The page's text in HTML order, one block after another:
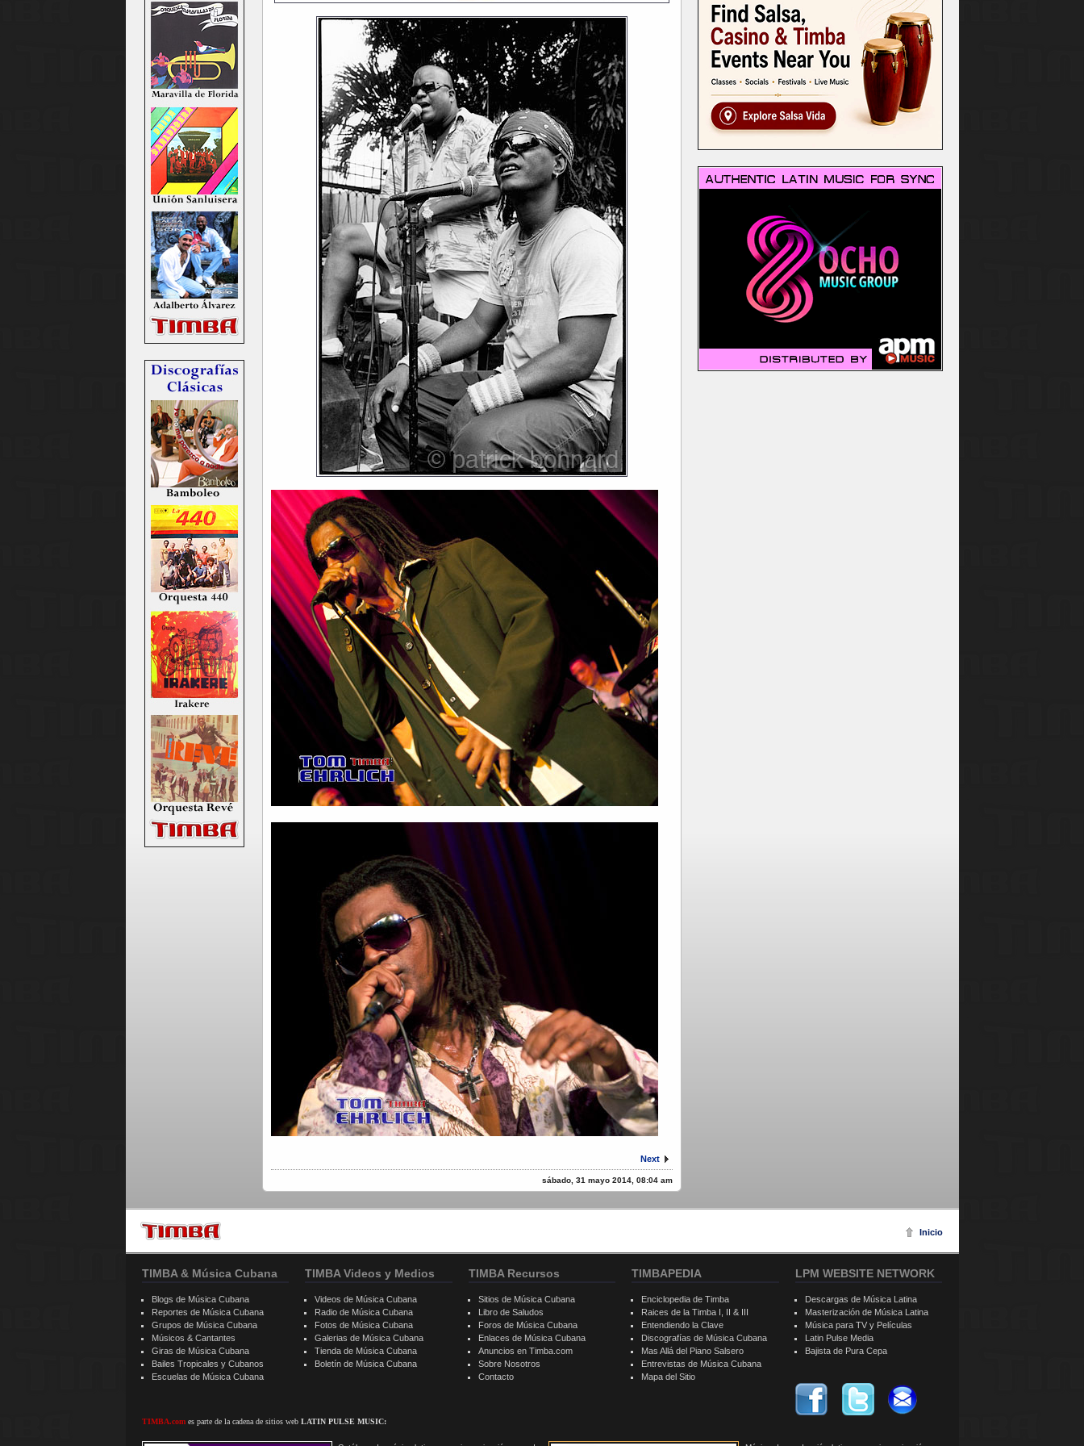
Next
sábado, 31 mayo 2014, 08:04 am
Inicio
TIMBA & Música Cubana
Blogs de Música Cubana
Reportes de Música Cubana
Grupos de Música Cubana
Músicos & Cantantes
Giras de Música Cubana
Bailes Tropicales y Cubanos
Escuelas de Música Cubana
TIMBA.comes parte de la cadena de sitios web LATIN PULSE MUSIC:
TIMBA Videos y Medios
Videos de Música Cubana
Radio de Música Cubana
Fotos de Música Cubana
Galerias de Música Cubana
Tienda de Música Cubana
Boletín de Música Cubana
TIMBA Recursos
Sitios de Música Cubana
Libro de Saludos
Foros de Música Cubana
Enlaces de Música Cubana
Anuncios en Timba.com
Sobre Nosotros
Contacto
TIMBAPEDIA
Enciclopedia de Timba
Raices de la Timba I, II & III
Entendiendo la Clave
Discografías de Música Cubana
Mas Allá del Piano Salsero
Entrevistas de Música Cubana
Mapa del Sitio
LPM WEBSITE NETWORK
Descargas de Música Latina
Masterización de Música Latina
Música para TV y Películas
Latin Pulse Media
Bajista de Pura Cepa